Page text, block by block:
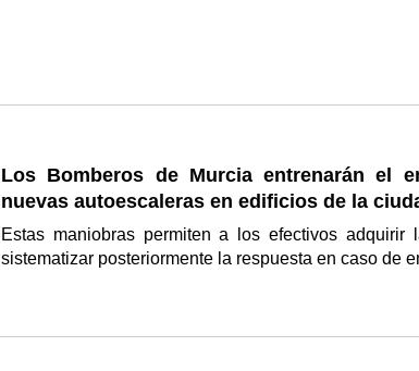
Los Bomberos de Murcia entrenarán el
nuevas autoescaleras en edificios de la
Estas maniobras permiten a los efectivos adquirir
sistematizar posteriormente la respuesta en caso de